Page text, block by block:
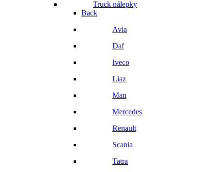
Truck nálepky
Back
Avia
Daf
Iveco
Liaz
Man
Mercedes
Renault
Scania
Tatra